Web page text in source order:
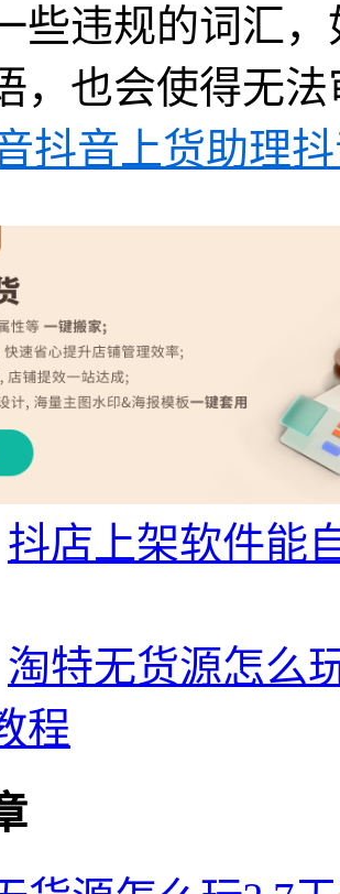
些违规的词汇
，也会使得无
抖音上货助理
抖店上架软件能
淘特无货源怎么
程